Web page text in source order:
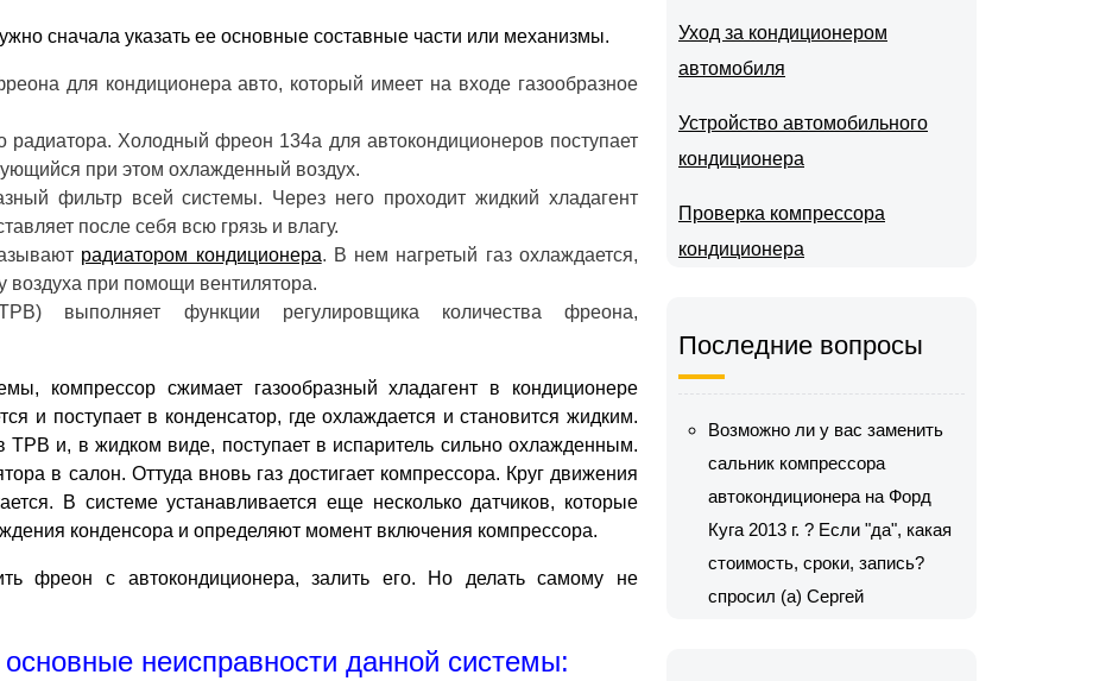
сначала указать ее основные составные части или механизмы.
для кондиционера авто, который имеет на входе газообразное
радиатора. Холодный фреон 134а для автокондиционеров поступает
при этом охлажденный воздух.
фильтр всей системы. Через него проходит жидкий хладагент
после себя всю грязь и влагу.
радиатором кондиционера. В нем нагретый газ охлаждается,
воздуха при помощи вентилятора.
выполняет функции регулировщика количества фреона,
компрессор сжимает газообразный хладагент в кондиционере
и поступает в конденсатор, где охлаждается и становится жидким.
ТРВ и, в жидком виде, поступает в испаритель сильно охлажденным.
в салон. Оттуда вновь газ достигает компрессора. Круг движения
В системе устанавливается еще несколько датчиков, которые
конденсора и определяют момент включения компрессора.
фреон с автокондиционера, залить его. Но делать самому не
неисправности данной системы:
Уход за кондиционером
автомобиля
Устройство автомобильного
кондиционера
Проверка компрессора
кондиционера
Последние вопросы
Возможно ли у вас заменить
сальник компрессора
автокондиционера на Форд
Куга 2013 г. ? Если "да", какая
стоимость, сроки, запись?
спросил (а) Сергей